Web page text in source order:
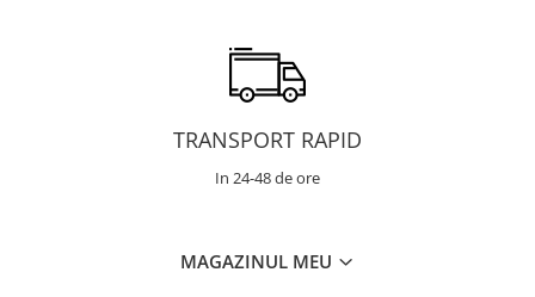
TRANSPORT RAPID
In 24-48 de ore
MAGAZINUL MEU